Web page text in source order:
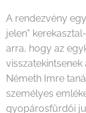
A rendezvény
jelen"
arra, hogy az
Németh Imre
személyes
gyopárosfürdői